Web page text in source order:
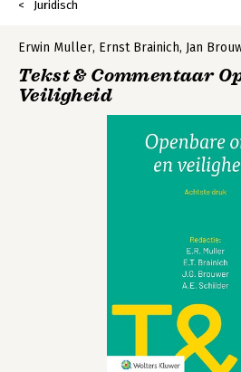
Juridisch
Erwin Muller, Ernst Brainich, Jan
Tekst & Commentaar
Veiligheid